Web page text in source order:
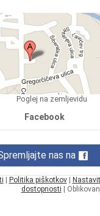
Poglej na zemljevidu
Facebook
nas na
| Politika piškotkov|
dostopnosti |